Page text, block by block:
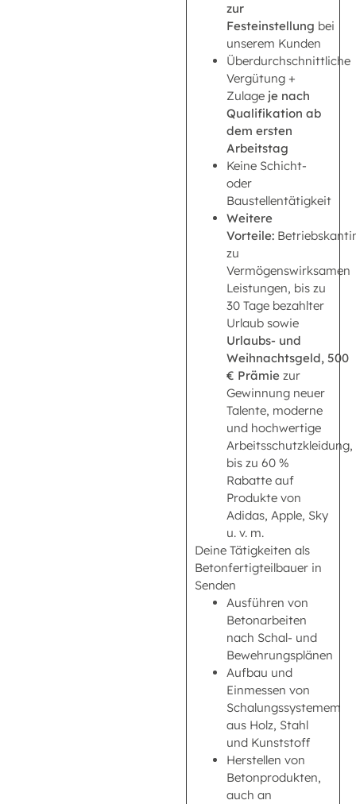
zur
Festeinstellung bei
unserem Kunden
Überdurchschnittliche
Vergütung +
Zulage je nach
Qualifikation ab
dem ersten
Arbeitstag
Keine Schicht-
oder
Baustellentätigkeit
Weitere
Vorteile:
zu
Vermögenswirksamen
Leistungen, bis zu
30 Tage bezahlter
Urlaub sowie
Urlaubs- und
Weihnachtsgeld, 500
€ Prämie zur
Gewinnung neuer
Talente, moderne
und hochwertige
Arbeitsschutzkleidung,
bis zu 60 %
Rabatte auf
Produkte von
Adidas, Apple, Sky
u. v. m.
Deine Tätigkeiten als
Betonfertigteilbauer in
Senden
Ausführen von
Betonarbeiten
nach Schal- und
Bewehrungsplänen
Aufbau und
Einmessen von
Schalungssystemem
aus Holz, Stahl
und Kunststoff
Herstellen von
Betonprodukten,
auch an